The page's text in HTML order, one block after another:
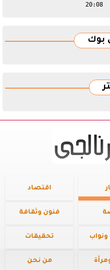
20:08
بوك
اقتصاد
فنون وثقافة
ونواب تحقيقات
من نحن